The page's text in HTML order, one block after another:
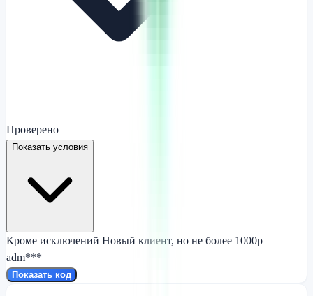
Проверено
Показать условия
Кроме исключений Новый клиент, но не более 1000р
adm***
Показать код